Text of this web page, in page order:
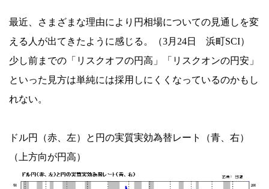
最近、さまざまな理由により円相場についての見通しを変
える人が出てきたように感じる。（3月24日 浜町SCI）
少し前までの「リスクオフの円高」「リスクオンの円安」
といった見方は単純には採用しにくくなっているのかもし
れない。
ドル円（赤、左）と円の実質実効為替レート（青、右）
（上方向が円高）